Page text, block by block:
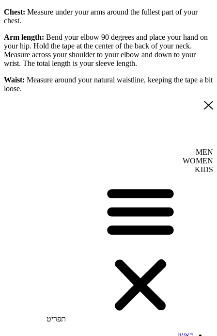
Chest: Measure under your arms around the fullest part of your
chest.
Arm length: Bend your elbow 90 degrees and place your hand on
your hip. Hold the tape at the center of the back of your neck.
Measure across your shoulder to your elbow and down to your
wrist. The total length is your sleeve length.
Waist: Measure around your natural waistline, keeping the tape a bit
loose.
MEN
WOMEN
KIDS
תפריט